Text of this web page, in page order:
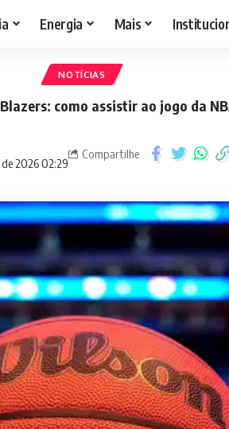
Energia Mais
NOTÍCIAS
como assistir ao jogo da
2026 02:29
Compartilhe